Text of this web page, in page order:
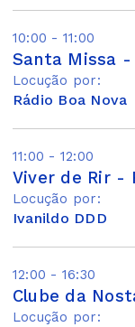
10:00 - 11:00
Locução por:
Rádio Boa Nova
11:00 - 12:00
Viver de Rir -
Locução por:
Ivanildo DDD
12:00 - 16:30
Clube da
Locução por: